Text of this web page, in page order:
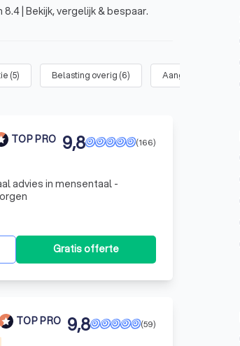
| Bekijk, vergelijk & bespaar.
(5) Belasting overig (6) Aangifte
TOP PRO (166)
9,8
Gratis offerte
TOP PRO (59)
9,8